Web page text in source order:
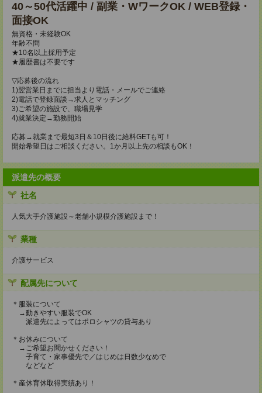
40～50代活躍中 / 副業・WワークOK / WEB登録・
面接OK
無資格・未経験OK
年齢不問
★10名以上採用予定
★履歴書は不要です
▽応募後の流れ
1)翌営業日までに担当より電話・メールでご連絡
2)電話で登録面談→求人とマッチング
3)ご希望の施設で、職場見学
4)就業決定→勤務開始
応募→就業まで最短3日＆10日後に給料GETも可！
開始希望日はご相談ください。1か月以上先の相談もOK！
派遣先の概要
社名
人気大手介護施設～老舗小規模介護施設まで！
業種
介護サービス
配属先について
＊服装について
→動きやすい服装でOK
派遣先によってはポロシャツの貸与あり
＊お休みについて
→ご希望お聞かせください！
子育て・家事優先で／はじめは日数少なめで
などなど
＊産休育休取得実績あり！